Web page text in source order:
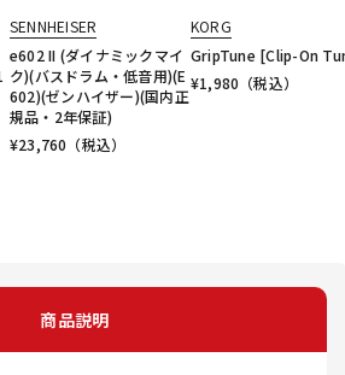
SENNHEISER
e602 II (ダイナミックマイ
ク)(バスドラム・低音用)(E
602)(ゼンハイザー)(国内正
規品・2年保証)
¥23,760 （税込）
KORG
GripTune [Clip-On
¥1,980 （税込）
商品説明